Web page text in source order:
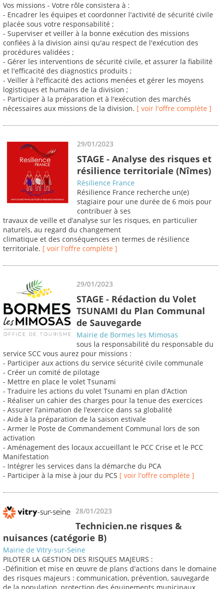
Vos missions - Votre rôle consistera à :
- Encadrer les équipes et coordonner l'activité de sécurité civile
placée sous votre responsabilité ;
- Superviser et veiller à la bonne exécution des missions
confiées à la division ainsi qu'au respect de l'exécution des
procédures validées ;
- Gérer les interventions de sécurité civile, et assurer la fiabilité
et l'efficacité des diagnostics produits ;
- Veiller à l'efficacité des actions menées et gérer les moyens
logistiques et humains de la division ;
- Participer à la préparation et à l'exécution des marchés
nécessaires aux missions de la division. [ voir l'offre complète ]
29/01/2023
STAGE - Analyse des risques et
résilience territoriale (Nîmes)
Résilience France
Résilience France recherche un(e)
stagiaire pour une durée de 6 mois pour
contribuer à ses
travaux de veille et d’analyse sur les risques, en particulier
naturels, au regard du changement
climatique et des conséquences en termes de résilience
territoriale. [ voir l'offre complète ]
29/01/2023
STAGE - Rédaction du Volet
TSUNAMI du Plan Communal
de Sauvegarde
Mairie de Bormes les Mimosas
sous la responsabilité du responsable du
service SCC vous aurez pour missions :
- Participer aux actions du service sécurité civile communale
- Créer un comité de pilotage
- Mettre en place le volet Tsunami
- Traduire les actions du volet Tsunami en plan d’Action
- Réaliser un cahier des charges pour la tenue des exercices
- Assurer l’animation de l’exercice dans sa globalité
- Aide à la préparation de la saison estivale
- Armer le Poste de Commandement Communal lors de son
activation
- Aménagement des locaux accueillant le PCC Crise et le PCC
Manifestation
- Intégrer les services dans la démarche du PCA
- Participer à la mise à jour du PCS [ voir l'offre complète ]
28/01/2023
Technicien.ne risques &
nuisances (catégorie B)
Mairie de Vitry-sur-Seine
PILOTER LA GESTION DES RISQUES MAJEURS :
-Définition et mise en œuvre de plans d'actions dans le domaine
des risques majeurs : communication, prévention, sauvegarde